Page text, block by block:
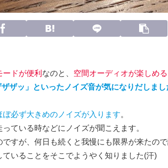
ドが便利 なのと、 空間オーディオが楽しめる
ザザッ」といったノイズ音が気になりだしまし
ぼ必ず大きめのノイズが入ります。
ている時などにノイズが聞こえます。
すが、何日も続くと我慢にも限界が来たので
ていることをそこでようやく知りました(汗)